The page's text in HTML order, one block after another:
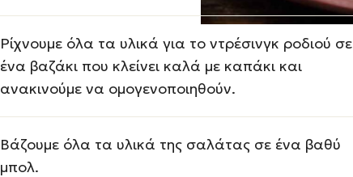
Ρίχνουμε όλα τα υλικά για το ντρέσινγκ ροδιού σε
ένα βαζάκι που κλείνει καλά με καπάκι και
ανακινούμε να ομογενοποιηθούν.
Βάζουμε όλα τα υλικά της σαλάτας σε ένα βαθύ
μπολ.